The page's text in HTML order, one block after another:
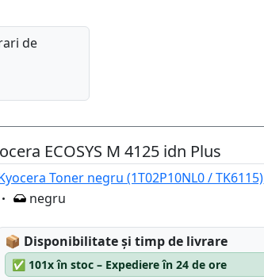
de
ECOSYS M 4125 idn Plus
Toner negru (1T02P10NL0 / TK6115)
Eigenschaft:
negru
📦 Lagerstatus:
Disponibilitate și timp de livrare
✅ 101x în stoc – Expediere în 24 de ore